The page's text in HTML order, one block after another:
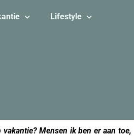
Lifestyle
Mensen ik ben er aan toe,